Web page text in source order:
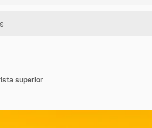
superior